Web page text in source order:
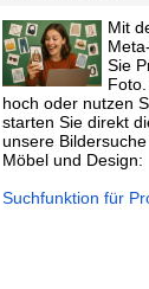
Mit
Sie
hoch oder nutzen
starten Sie direkt
unsere
Möbel und Design:
Suchfunktion für